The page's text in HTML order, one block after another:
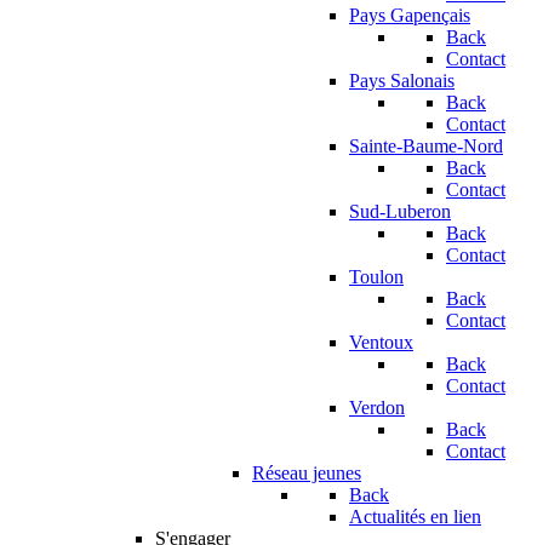
Pays Gapençais
Back
Contact
Pays Salonais
Back
Contact
Sainte-Baume-Nord
Back
Contact
Sud-Luberon
Back
Contact
Toulon
Back
Contact
Ventoux
Back
Contact
Verdon
Back
Contact
Réseau jeunes
Back
Actualités en lien
S'engager